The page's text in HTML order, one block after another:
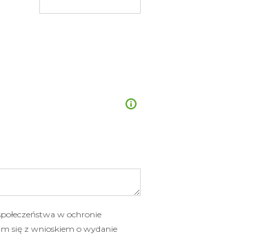
w ochronie
się z wnioskiem o wydanie